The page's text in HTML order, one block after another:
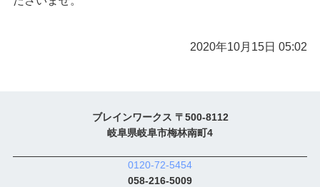
2020年10月15日 05:02
ブレインワークス 〒500-8112
岐阜県岐阜市梅林南町4
0120-72-5454
058-216-5009